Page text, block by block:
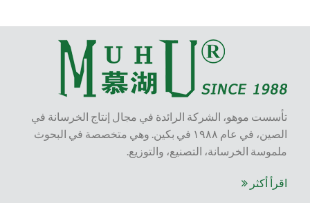
تأسست موهو، الشركة الرائدة في مجال إنتاج الخرسانة في
الصين، في عام ١٩٨٨ في بكين. وهي متخصصة في البحوث
ملموسة الخرسانة، التصنيع، والتوزيع.
اقرأ أكثر